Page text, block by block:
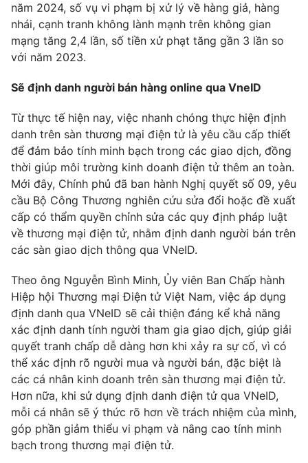
Video Shorts video
VTV Money
Thị trường 24h Tấm lòng Việt
VTV4 Vươn mình bằng AI
VTV9 VTV8
THỜI BÁO VTV
Theo dõi báo trên
Cơ quan chủ quản: Đài Truyền hình Việt Nam
Cơ quan báo chí: Thời báo VTV
Giấy phép hoạt động báo in và báo điện tử số 483/GP-BTTTT
năm 2024, số vụ vi phạm bị xử lý về hàng giả, hàng
nhái, cạnh tranh không lành mạnh trên không gian
mạng tăng 2,4 lần, số tiền xử phạt tăng gần 3 lần so
với năm 2023.
Sẽ định danh người bán hàng online qua VneID
Từ thực tế hiện nay, việc nhanh chóng thực hiện định
danh trên sàn thương mại điện tử là yêu cầu cấp thiết
để đảm bảo tính minh bạch trong các giao dịch, đồng
thời giúp môi trường kinh doanh điện tử thêm an toàn.
Mới đây, Chính phủ đã ban hành Nghị quyết số 09, yêu
cầu Bộ Công Thương nghiên cứu sửa đổi hoặc đề xuất
cấp có thẩm quyền chỉnh sửa các quy định pháp luật
về thương mại điện tử, nhằm định danh người bán trên
các sàn giao dịch thông qua VNeID.
Theo ông Nguyễn Bình Minh, Ủy viên Ban Chấp hành
Hiệp hội Thương mại Điện tử Việt Nam, việc áp dụng
định danh qua VNeID sẽ cải thiện đáng kể khả năng
xác định danh tính người tham gia giao dịch, giúp giải
quyết tranh chấp dễ dàng hơn khi xảy ra sự cố, vì có
thể xác định rõ người mua và người bán, đặc biệt là
các cá nhân kinh doanh trên sàn thương mại điện tử.
Hơn nữa, khi sử dụng định danh điện tử qua VNeID,
mỗi cá nhân sẽ ý thức rõ hơn về trách nhiệm của mình,
góp phần giảm thiểu vi phạm và nâng cao tính minh
bạch trong thương mại điện tử.